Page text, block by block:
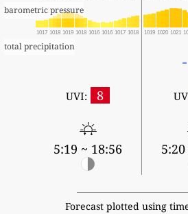
barometric pressure
1017 1018 1019 1018 1016 1016 1017 1018 1019 1020 1021
total precipitation
UVI: 8
5:19 ~ 18:56
Forecast plotted using